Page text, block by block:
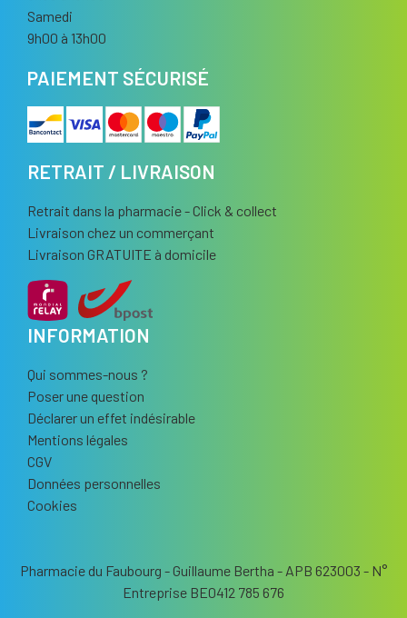
Samedi
9h00 à 13h00
PAIEMENT SÉCURISÉ
RETRAIT / LIVRAISON
Retrait dans la pharmacie - Click & collect
Livraison chez un commerçant
Livraison GRATUITE à domicile
INFORMATION
Qui sommes-nous ?
Poser une question
Déclarer un effet indésirable
Mentions légales
CGV
Données personnelles
Cookies
Pharmacie du Faubourg - Guillaume Bertha - APB 623003 - N°
Entreprise BE0412 785 676